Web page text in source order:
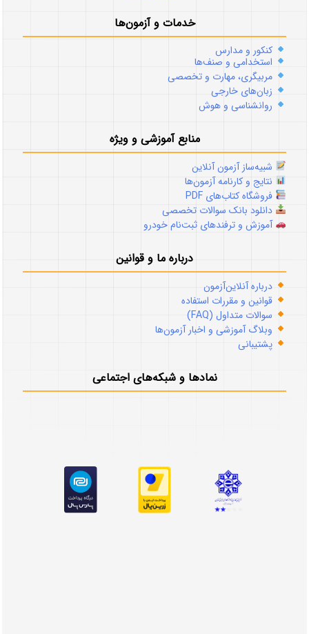
خدمات و آزمون‌ها
کنکور و مدارس
استخدامی و صنف‌ها
مربیگری، مهارت و تخصصی
زبان‌های خارجی
روانشناسی و هوش
منابع آموزشی و ویژه
شبیه‌ساز آزمون آنلاین
نتایج و کارنامه آزمون‌ها
فروشگاه کتاب‌های PDF
دانلود بانک سوالات تخصصی
آموزش و ترفندهای ثبت‌نام خودرو
درباره ما و قوانین
درباره آنلاین‌آزمون
قوانین و مقررات استفاده
سوالات متداول (FAQ)
وبلاگ آموزشی و اخبار آزمون‌ها
پشتیبانی
نمادها و شبکه‌های اجتماعی